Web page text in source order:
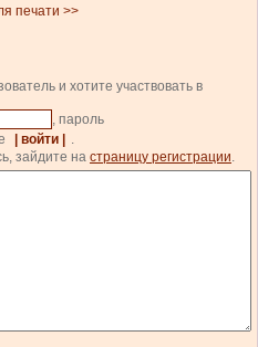
печати >>
и хотите участвовать в
, пароль
| войти |
.
зайдите на страницу регистрации.